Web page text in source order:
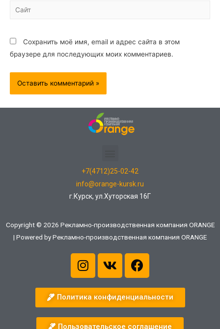
Сохранить моё имя, email и адрес сайта в этом
браузере для последующих моих комментариев.
+7(4712)25-02-42
info@orange-kursk.ru
г.Курск, ул.Хуторская 16Г
Copyright © 2026 Рекламно-производственная компания ORANGE
| Powered by Рекламно-производственная компания ORANGE
Политика конфиденциальности
Пользовательское соглашение